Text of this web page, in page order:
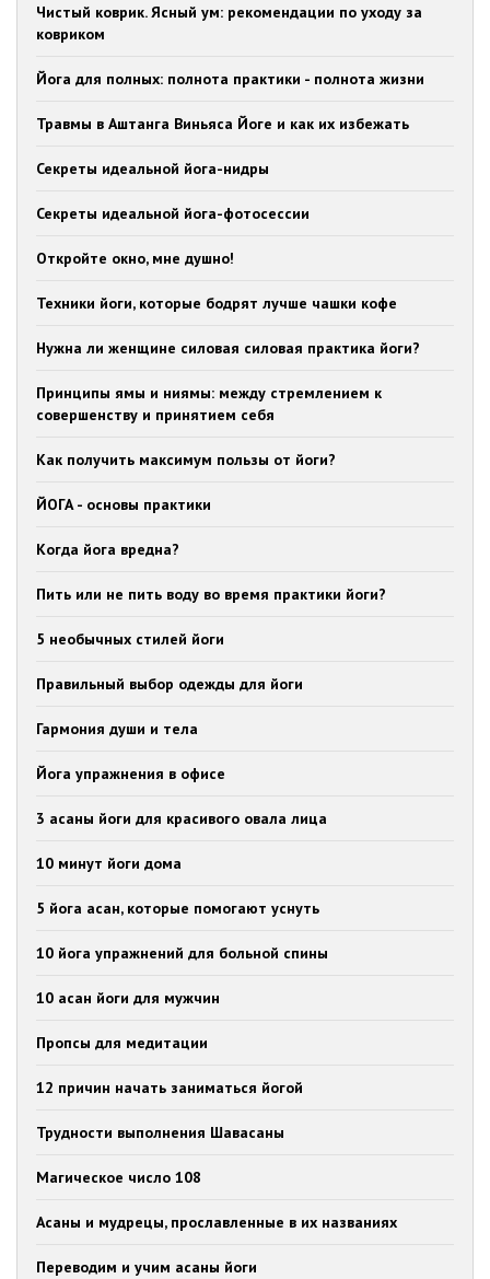
Чистый коврик. Ясный ум: рекомендации по уходу за
ковриком
Йога для полных: полнота практики - полнота жизни
Травмы в Аштанга Виньяса Йоге и как их избежать
Секреты идеальной йога-нидры
Секреты идеальной йога-фотосессии
Откройте окно, мне душно!
Техники йоги, которые бодрят лучше чашки кофе
Нужна ли женщине силовая силовая практика йоги?
Принципы ямы и ниямы: между стремлением к
совершенству и принятием себя
Как получить максимум пользы от йоги?
ЙОГА - основы практики
Когда йога вредна?
Пить или не пить воду во время практики йоги?
5 необычных стилей йоги
Правильный выбор одежды для йоги
Гармония души и тела
Йога упражнения в офисе
3 асаны йоги для красивого овала лица
10 минут йоги дома
5 йога асан, которые помогают уснуть
10 йога упражнений для больной спины
10 асан йоги для мужчин
Пропсы для медитации
12 причин начать заниматься йогой
Трудности выполнения Шавасаны
Магическое число 108
Асаны и мудрецы, прославленные в их названиях
Переводим и учим асаны йоги